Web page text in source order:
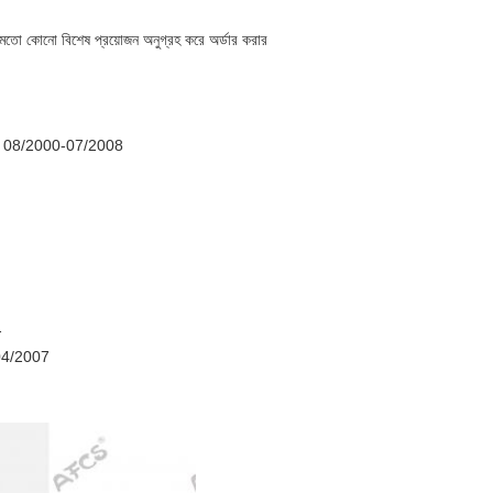
কোনো বিশেষ প্রয়োজন অনুগ্রহ করে অর্ডার করার
2000-07/2008
2007